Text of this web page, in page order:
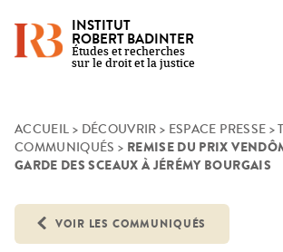
Skip
content
INSTITUT
ROBERT BADINTER
Études et recherches
sur le droit et la justice
ACCUEIL > DÉCOUVRIR > ESPACE PRESSE >
COMMUNIQUÉS > REMISE DU PRIX
GARDE DES SCEAUX À JÉRÉMY BOURGAIS
VOIR LES COMMUNIQUÉS